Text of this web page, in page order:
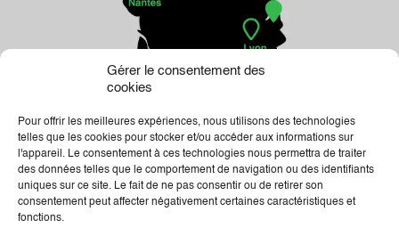
Gérer le consentement des
cookies
Pour offrir les meilleures expériences, nous utilisons des technologies
telles que les cookies pour stocker et/ou accéder aux informations sur
l'appareil. Le consentement à ces technologies nous permettra de traiter
des données telles que le comportement de navigation ou des identifiants
uniques sur ce site. Le fait de ne pas consentir ou de retirer son
consentement peut affecter négativement certaines caractéristiques et
fonctions.